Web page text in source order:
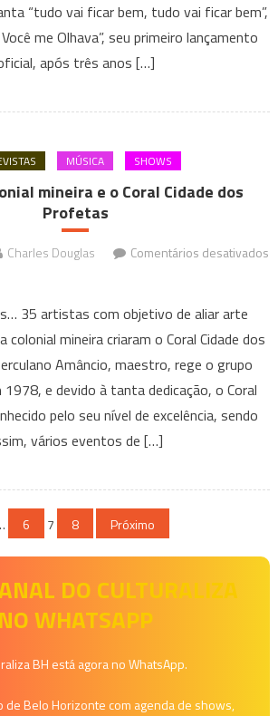
é
o
que
em
“Como
Você
me
Olhava”
“tudo vai ficar bem, tudo vai ficar bem”,
me Olhava”, seu primeiro lançamento
após três anos […]
MÚSICA SHOWS
mineira e o Coral Cidade dos
Profetas
Charles Douglas
Comentários desativados
Música
Colonial
mineira
e
o
Coral
35 artistas com objetivo de aliar arte
colonial mineira criaram o Coral Cidade dos
Amâncio, maestro, rege o grupo
1978, e devido à tanta dedicação, o Coral
pelo seu nível de excelência, sendo
vários eventos de […]
6 7 8 Próximo
DO CULTURALIZA
NO WHATSAPP
BH está agora no WhatsApp.
de Belo Horizonte com agenda de shows,